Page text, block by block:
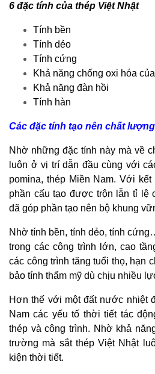
6 đặc tính của thép Việt Nhật
Tính bền
Tính dẻo
Tính cứng
Khả năng chống oxi hóa
Khả năng đàn hồi
Tính hàn
Các đặc tính tạo nên chất
Nhờ những đặc tính này mà về
luôn ở vị trí dẫn đầu cùng với
pomina, thép Miền Nam. Với
phần cấu tạo được trộn lẫn tỉ lệ
đã góp phần tạo nên bộ khung
Nhờ tính bền, tính dẻo, tính
trong các công trình lớn, cao
các công trình tăng tuổi thọ, hạn
bảo tính thẩm mỹ dù chịu nhiều
Hơn thế với một đất nước nhiệt
Nam các yếu tố thời tiết tác
thép và công trình. Nhờ khả
trường mà sắt thép Việt Nhật
kiện thời tiết.